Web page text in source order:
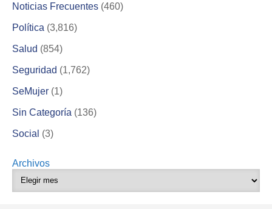
Noticias Frecuentes (460)
Política (3,816)
Salud (854)
Seguridad (1,762)
SeMujer (1)
Sin Categoría (136)
Social (3)
Archivos